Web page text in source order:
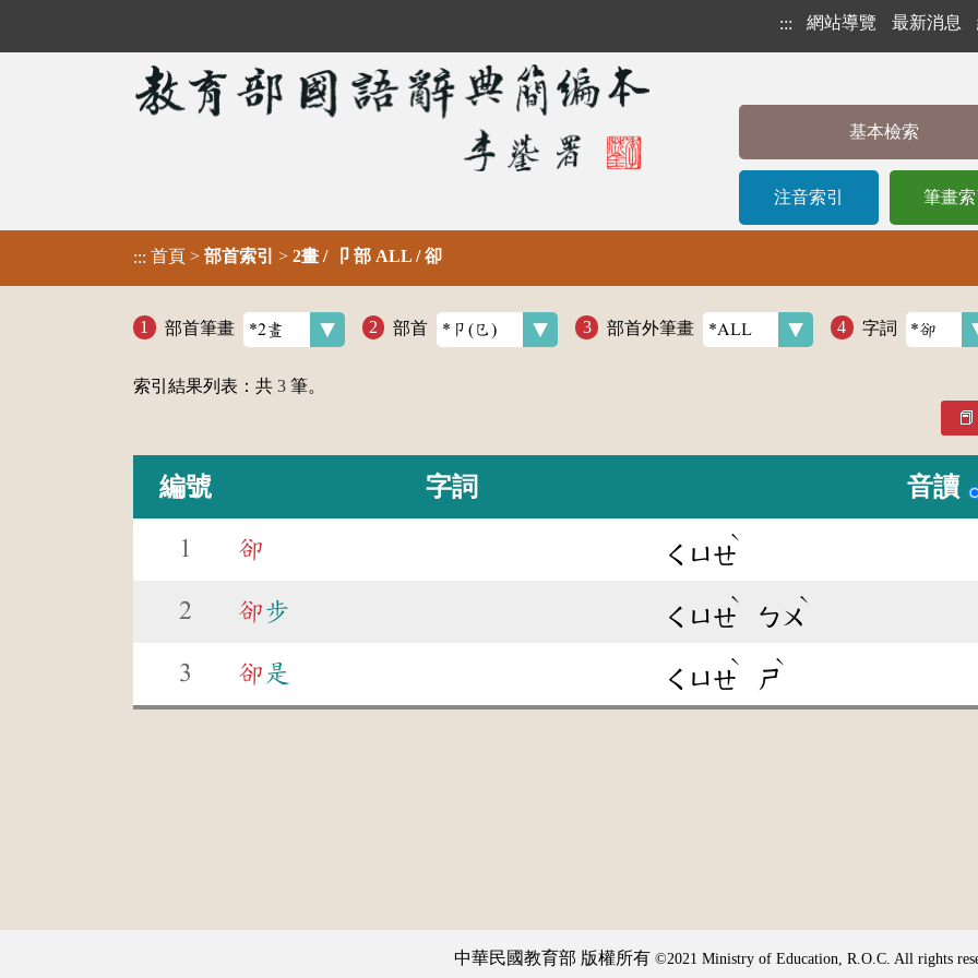
::: 網站導覽 最新消息
基本檢索
注音索引 筆畫索
::: 首頁 > 部首索引 > 2畫 / 卩 部 ALL / 卻
部首筆畫 部首 部首外筆畫 字詞
索引結果列表：共 3 筆。
編號 字詞 音讀
1 卻 ㄑㄩㄝ
ˋ
2 卻步 ㄑㄩㄝ
ˋ
ㄅㄨ
ˋ
3 卻 是 ㄑㄩㄝ
ˋ
ㄕ
ˋ
中華民國教育部 版權所有 ©2021 Ministry of Education, R.O.C. All rights